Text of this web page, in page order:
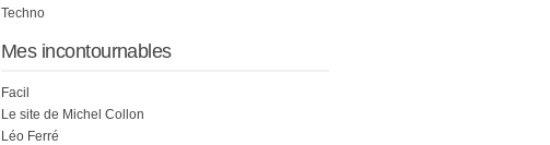
Techno
Mes incontournables
Facil
Le site de Michel Collon
Léo Ferré